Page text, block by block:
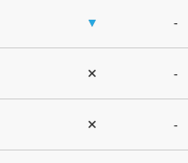
▼ -
✕ -
✕ -